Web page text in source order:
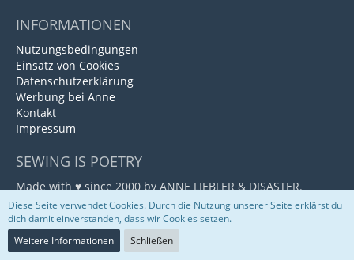
INFORMATIONEN
Nutzungsbedingungen
Einsatz von Cookies
Datenschutzerklärung
Werbung bei Anne
Kontakt
Impressum
SEWING IS POETRY
Made with ♥ since 2000 by ANNE LIEBLER & DISASTER.
Powered byABELNET&NADV.
PARTNER
Diese Seite verwendet Cookies. Durch die Nutzung unserer Seite erklärst du
dich damit einverstanden, dass wir Cookies setzen.
Weitere Informationen
Schließen